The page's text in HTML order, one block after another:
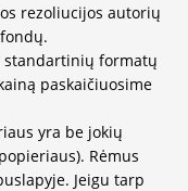
rezoliucijos autorių
standartinių formatų
paskaičiuosime
yra be jokių
Rėmus
Jeigu tarp